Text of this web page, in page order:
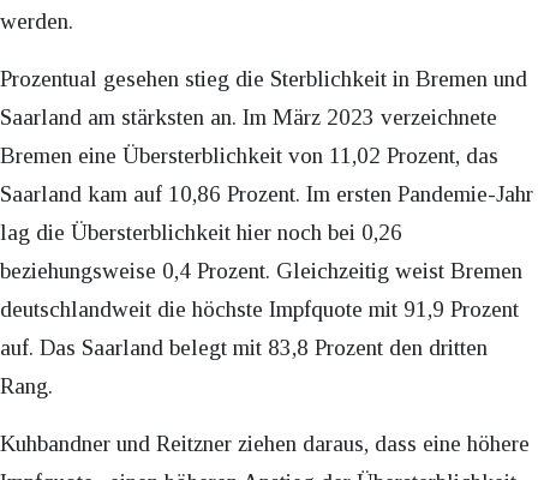
werden.
Prozentual gesehen stieg die Sterblichkeit in Bremen und
Saarland am stärksten an. Im März 2023 verzeichnete
Bremen eine Übersterblichkeit von 11,02 Prozent, das
Saarland kam auf 10,86 Prozent. Im ersten Pandemie-Jahr
lag die Übersterblichkeit hier noch bei 0,26
beziehungsweise 0,4 Prozent. Gleichzeitig weist Bremen
deutschlandweit die höchste Impfquote mit 91,9 Prozent
auf. Das Saarland belegt mit 83,8 Prozent den dritten
Rang.
Kuhbandner und Reitzner ziehen daraus, dass eine höhere